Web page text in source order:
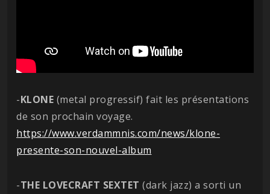
-KLONE (metal progressif) fait les présentations
de son prochain voyage.
https://www.verdammnis.com/news/klone-
presente-son-nouvel-album
-THE LOVECRAFT SEXTET (dark jazz) a sorti un